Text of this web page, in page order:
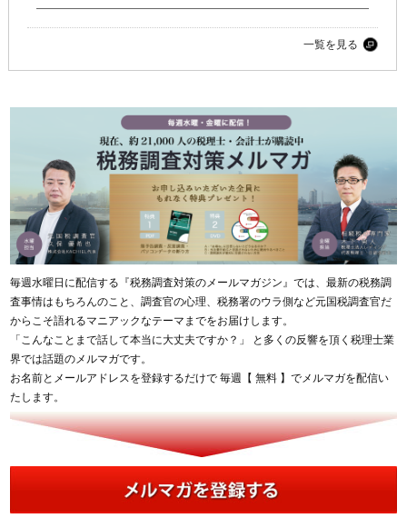
一覧を見る
毎週水曜日に配信する『税務調査対策のメールマガジン』では、最新の税務調
査事情はもちろんのこと、調査官の心理、税務署のウラ側など元国税調査官だ
からこそ語れるマニアックなテーマまでをお届けします。
「こんなことまで話して本当に大丈夫ですか？」 と多くの反響を頂く税理士業
界では話題のメルマガです。
お名前とメールアドレスを登録するだけで 毎週【 無料 】でメルマガを配信い
たします。